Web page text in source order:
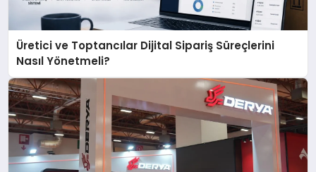
Üretici ve Toptancılar Dijital Sipariş Süreçlerini
Nasıl Yönetmeli?